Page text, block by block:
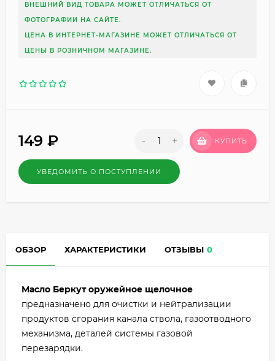
ВНЕШНИЙ ВИД ТОВАРА МОЖЕТ ОТЛИЧАТЬСЯ ОТ
ФОТОГРАФИИ НА САЙТЕ.
ЦЕНА В ИНТЕРНЕТ-МАГАЗИНЕ МОЖЕТ ОТЛИЧАТЬСЯ ОТ
ЦЕНЫ В РОЗНИЧНОМ МАГАЗИНЕ.
149 ₽ - + КУПИТЬ
УВЕДОМИТЬ О ПОСТУПЛЕНИИ
ОБЗОР ХАРАКТЕРИСТИКИ ОТЗЫВЫ 0
Масло Беркут оружейное щелочное
предназначено для очистки и нейтрализации
продуктов сгорания канала ствола, газоотводного
механизма, деталей системы газовой
перезарядки.